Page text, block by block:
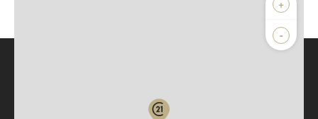
+
-